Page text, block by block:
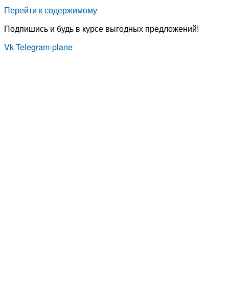
Перейти к содержимому
Подпишись и будь в курсе выгодных предложений!
VkTelegram-plane